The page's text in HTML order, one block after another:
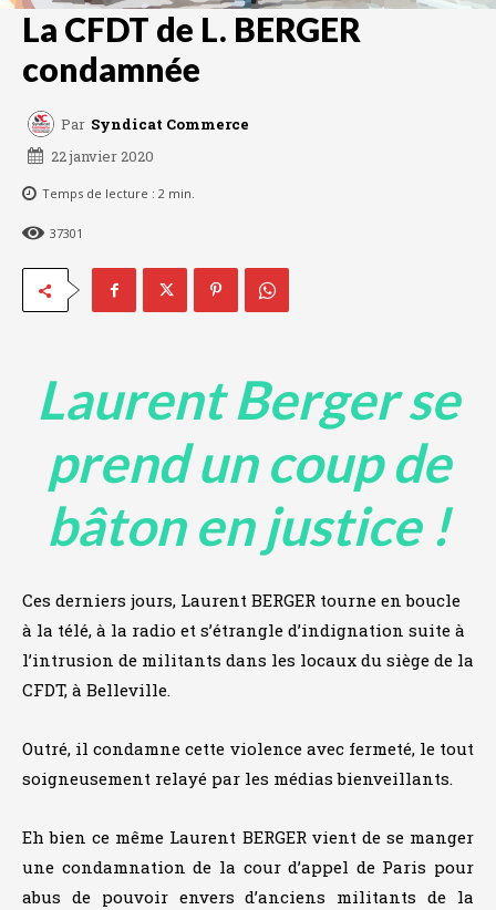
La CFDT de L. BERGER
condamnée
Par Syndicat Commerce
22 janvier 2020
Temps de lecture : 2 min.
37301
Laurent Berger se
prend un coup de
bâton en justice !
Ces derniers jours, Laurent BERGER tourne en boucle
à la télé, à la radio et s’étrangle d’indignation suite à
l’intrusion de militants dans les locaux du siège de la
CFDT, à Belleville.
Outré, il condamne cette violence avec fermeté, le tout
soigneusement relayé par les médias bienveillants.
Eh bien ce même Laurent BERGER vient de se manger
une condamnation de la cour d’appel de Paris pour
abus de pouvoir envers d’anciens militants de la